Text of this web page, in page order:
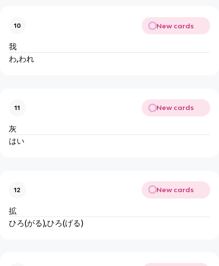
10 New cards
我
わ,われ
11 New cards
灰
はい
12 New cards
拡
ひろ(がる),ひろ(げる)